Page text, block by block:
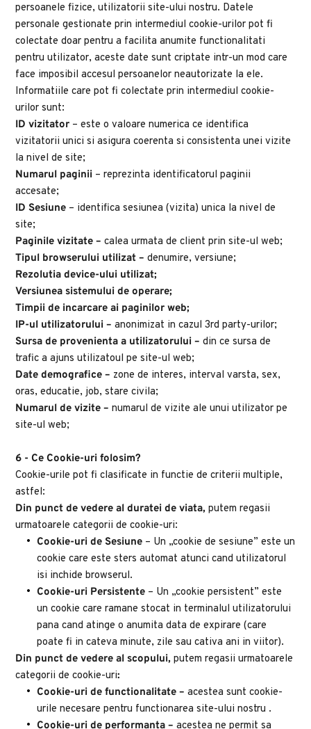
persoanele fizice, utilizatorii site-ului nostru. Datele
personale gestionate prin intermediul cookie-urilor pot fi
colectate doar pentru a facilita anumite functionalitati
pentru utilizator, aceste date sunt criptate intr-un mod care
face imposibil accesul persoanelor neautorizate la ele.
Informatiile care pot fi colectate prin intermediul cookie-
urilor sunt:
ID vizitator – este o valoare numerica ce identifica
vizitatorii unici si asigura coerenta si consistenta unei vizite
la nivel de site;
Numarul paginii – reprezinta identificatorul paginii
accesate;
ID Sesiune – identifica sesiunea (vizita) unica la nivel de
site;
Paginile vizitate – calea urmata de client prin site-ul web;
Tipul browserului utilizat – denumire, versiune;
Rezolutia device-ului utilizat;
Versiunea sistemului de operare;
Timpii de incarcare ai paginilor web;
IP-ul utilizatorului – anonimizat in cazul 3rd party-urilor;
Sursa de provenienta a utilizatorului – din ce sursa de
trafic a ajuns utilizatoul pe site-ul web;
Date demografice – zone de interes, interval varsta, sex,
oras, educatie, job, stare civila;
Numarul de vizite – numarul de vizite ale unui utilizator pe
site-ul web;
6 - Ce Cookie-uri folosim?
Cookie-urile pot fi clasificate in functie de criterii multiple,
astfel:
Din punct de vedere al duratei de viata, putem regasii
urmatoarele categorii de cookie-uri:
Cookie-uri de Sesiune – Un „cookie de sesiune” este un
cookie care este sters automat atunci cand utilizatorul
isi inchide browserul.
Cookie-uri Persistente – Un „cookie persistent” este
un cookie care ramane stocat in terminalul utilizatorului
pana cand atinge o anumita data de expirare (care
poate fi in cateva minute, zile sau cativa ani in viitor).
Din punct de vedere al scopului, putem regasii urmatoarele
categorii de cookie-uri:
Cookie-uri de functionalitate – acestea sunt cookie-
urile necesare pentru functionarea site-ului nostru .
Cookie-uri de performanta – acestea ne permit sa